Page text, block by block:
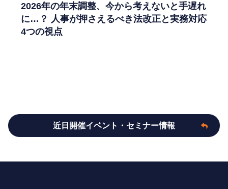
2026年の年末調整、今から考えないと手遅れ
に…？ 人事が押さえるべき法改正と実務対応
4つの視点
近日開催イベント・セミナー情報